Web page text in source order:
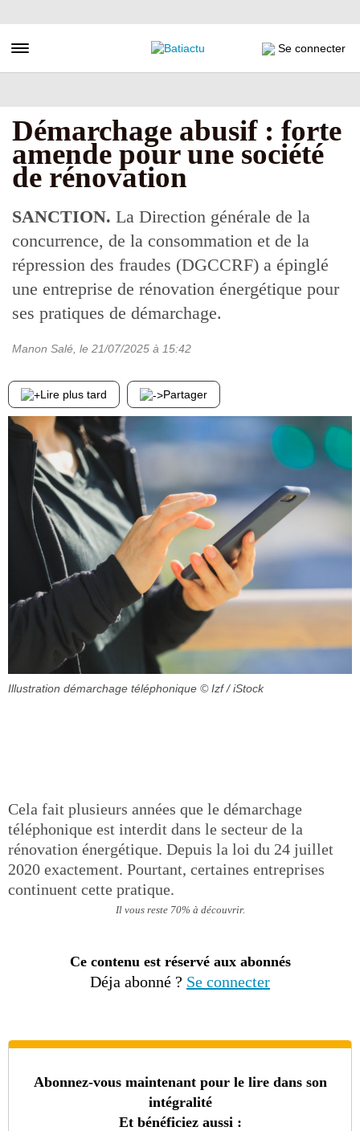
au
principal
Toggle navigation Se connecter
Démarchage abusif : forte
amende pour une société
de rénovation
SANCTION. La Direction générale de la
concurrence, de la consommation et de la
répression des fraudes (DGCCRF) a épinglé
une entreprise de rénovation énergétique pour
ses pratiques de démarchage.
Manon Salé , le 21/07/2025 à 15:42
Lire plus tard Partager
Illustration démarchage téléphonique © Izf / iStock
Cela fait plusieurs années que le démarchage
téléphonique est interdit dans le secteur de la
rénovation énergétique. Depuis la loi du 24 juillet
2020 exactement. Pourtant, certaines entreprises
continuent cette pratique.
Il vous reste 70% à découvrir.
Ce contenu est réservé aux abonnés
Déja abonné ? Se connecter
Abonnez-vous maintenant pour le lire dans son
intégralité
Et bénéficiez aussi :